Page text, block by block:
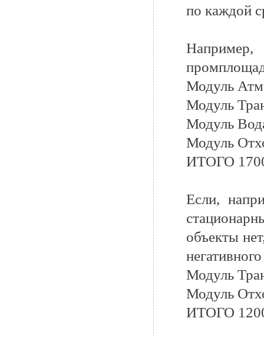
по каждой
Модуль
Модуль
Модуль
Модуль
ИТОГО
Если,
объекты
Модуль
Модуль
ИТОГО